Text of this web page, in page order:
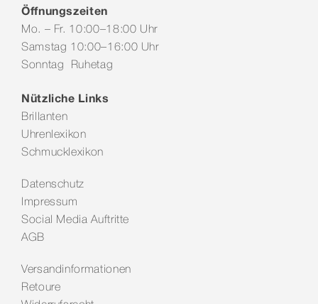
Öffnungszeiten
Mo. – Fr. 10:00–18:00 Uhr
Samstag 10:00–16:00 Uhr
Sonntag Ruhetag
Nützliche Links
Brillanten
Uhrenlexikon
Schmucklexikon
Datenschutz
Impressum
Social Media Auftritte
AGB
Versandinformationen
Retoure